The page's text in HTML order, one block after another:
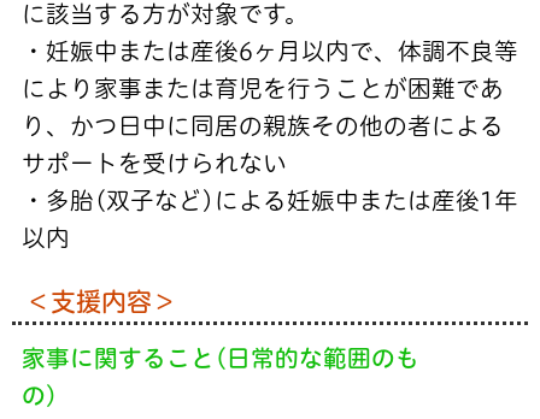
に該当する方が対象です。
・妊娠中または産後6ヶ月以内で、体調不良等
により 家事または育児を行うことが困難であ
り、かつ日中に 同居の親族その他の者による
サポートを受けられない
・多胎(双子など)による妊娠中または産後1年
以内
＜支援内容＞
家事に関すること(日常的な範囲のも
の)